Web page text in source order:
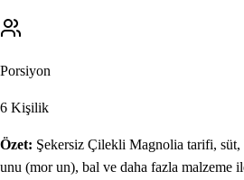
Porsiyon
6 Kişilik
Özet: Şekersiz Çilekli Magnolia tarifi, süt,
unu (mor un), bal ve daha fazla malzeme